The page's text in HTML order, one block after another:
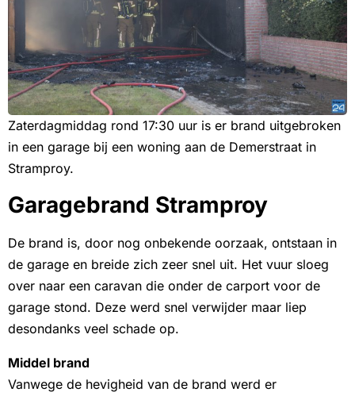
Zaterdagmiddag rond 17:30 uur is er brand uitgebroken
in een garage bij een woning aan de Demerstraat in
Stramproy.
Garagebrand Stramproy
De brand is, door nog onbekende oorzaak, ontstaan in
de garage en breide zich zeer snel uit. Het vuur sloeg
over naar een caravan die onder de carport voor de
garage stond. Deze werd snel verwijder maar liep
desondanks veel schade op.
Middel brand
Vanwege de hevigheid van de brand werd er